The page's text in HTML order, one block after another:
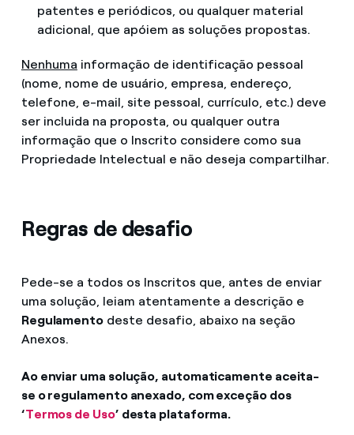
patentes e periódicos, ou qualquer material
adicional, que apóiem as soluções propostas.
Nenhuma informação de identificação pessoal
(nome, nome de usuário, empresa, endereço,
telefone, e-mail, site pessoal, currículo, etc.) deve
ser incluida na proposta, ou qualquer outra
informação que o Inscrito considere como sua
Propriedade Intelectual e não deseja compartilhar.
Regras de desafio
Pede-se a todos os Inscritos que, antes de enviar
uma solução, leiam atentamente a descrição e
Regulamento deste desafio, abaixo na seção
Anexos.
Ao enviar uma solução, automaticamente aceita-
se o regulamento anexado, com exceção dos
‘Termos de Uso’ desta plataforma.